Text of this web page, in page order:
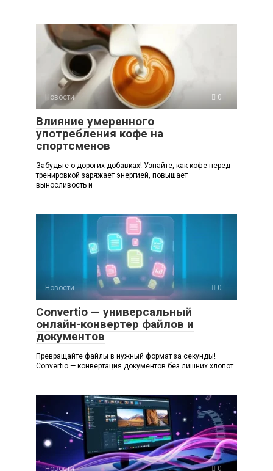
Новости 0
Влияние умеренного
употребления кофе на
спортсменов
Забудьте о дорогих добавках! Узнайте, как кофе перед
тренировкой заряжает энергией, повышает
выносливость и
Новости 0
Convertio — универсальный
онлайн-конвертер файлов и
документов
Превращайте файлы в нужный формат за секунды!
Convertio — конвертация документов без лишних хлопот.
Новости 0